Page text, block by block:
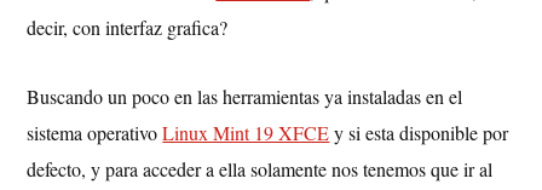
decir, con interfaz grafica?
Buscando un poco en las herramientas ya instaladas en el
sistema operativoLinux Mint 19 XFCEy si esta disponible por
defecto, y para acceder a ella solamente nos tenemos que ir al